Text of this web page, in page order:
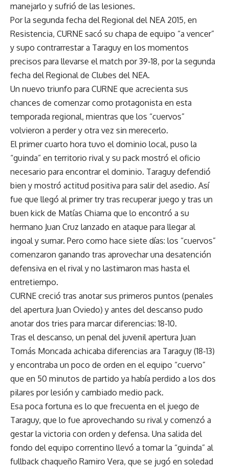
manejarlo y sufrió de las lesiones.
Por la segunda fecha del Regional del NEA 2015, en
Resistencia, CURNE sacó su chapa de equipo “a vencer”
y supo contrarrestar a Taraguy en los momentos
precisos para llevarse el match por 39-18, por la segunda
fecha del Regional de Clubes del NEA.
Un nuevo triunfo para CURNE que acrecienta sus
chances de comenzar como protagonista en esta
temporada regional, mientras que los “cuervos”
volvieron a perder y otra vez sin merecerlo.
El primer cuarto hora tuvo el dominio local, puso la
“guinda” en territorio rival y su pack mostró el oficio
necesario para encontrar el dominio. Taraguy defendió
bien y mostró actitud positiva para salir del asedio. Así
fue que llegó al primer try tras recuperar juego y tras un
buen kick de Matías Chiama que lo encontró a su
hermano Juan Cruz lanzado en ataque para llegar al
ingoal y sumar. Pero como hace siete días: los “cuervos”
comenzaron ganando tras aprovechar una desatención
defensiva en el rival y no lastimaron mas hasta el
entretiempo.
CURNE creció tras anotar sus primeros puntos (penales
del apertura Juan Oviedo) y antes del descanso pudo
anotar dos tries para marcar diferencias: 18-10.
Tras el descanso, un penal del juvenil apertura Juan
Tomás Moncada achicaba diferencias ara Taraguy (18-13)
y encontraba un poco de orden en el equipo “cuervo”
que en 50 minutos de partido ya había perdido a los dos
pilares por lesión y cambiado medio pack.
Esa poca fortuna es lo que frecuenta en el juego de
Taraguy, que lo fue aprovechando su rival y comenzó a
gestar la victoria con orden y defensa. Una salida del
fondo del equipo correntino llevó a tomar la “guinda” al
fullback chaqueño Ramiro Vera, que se jugó en soledad